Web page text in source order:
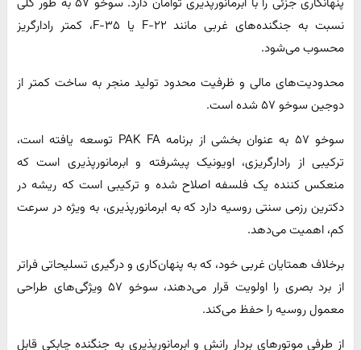
نسبت به جنگنده‌های غربی مانند F-۲۲ یا F-۳۵، کمتر رادارگریز
محسوب می‌شود.
محدودیت‌های مالی و ظرفیت محدود تولید منجر به ساخت کمتر از
دوجین سوخو ۵۷ شده است.
سوخو ۵۷ به عنوان بخشی از برنامه PAK FA توسعه یافته است،
ترکیبی از رادارگریزی، اویونیک پیشرفته و ابرمانورپذیری است که
منعکس کننده یک فلسفه اصلاح شده و ترکیبی است که ریشه در
دکترین رزمی سنتی روسیه دارد که به ابرمانورپذیری، به ویژه در سرعت
کم، اهمیت می‌دهد.
برخلاف همتایان غربی خود، که به پنهان‌کاری و درگیری تسلیحاتی فراتر
از برد بصری را اولویت قرار می‌دهند، سوخو ۵۷ ویژگی‌های طراحی
معمول روسیه را حفظ می‌کند.
از طرفی موتورهای بردار رانش و ابرمانورپذیری به جنگنده چابکی قابل